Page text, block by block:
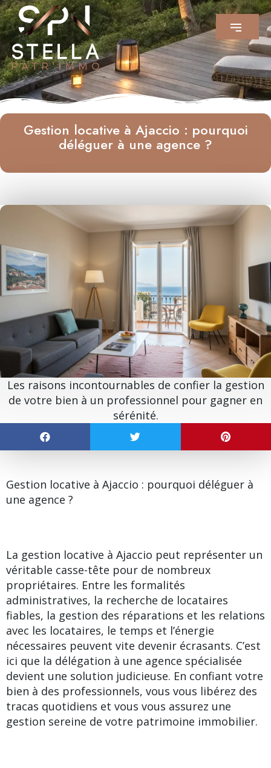
Gestion locative à Ajaccio : pourquoi
déléguer à une agence ?
Les raisons incontournables de confier la gestion
de votre bien à un professionnel pour gagner en
sérénité.
Gestion locative à Ajaccio : pourquoi déléguer à
une agence ?
La gestion locative à Ajaccio peut représenter un
véritable casse-tête pour de nombreux
propriétaires. Entre les formalités
administratives, la recherche de locataires
fiables, la gestion des réparations et les relations
avec les locataires, le temps et l’énergie
nécessaires peuvent vite devenir écrasants. C’est
ici que la délégation à une agence spécialisée
devient une solution judicieuse. En confiant votre
bien à des professionnels, vous vous libérez des
tracas quotidiens et vous vous assurez une
gestion sereine de votre patrimoine immobilier.